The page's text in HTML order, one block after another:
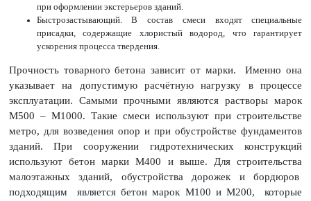
при оформлении экстерьеров зданий.
Быстрозастывающий. В состав смеси входят специальные
присадки, содержащие хлористый водород, что гарантирует
ускорения процесса твердения.
Прочность товарного бетона зависит от марки. Именно она
указывает на допустимую расчётную нагрузку в процессе
эксплуатации. Самыми прочными являются растворы марок
М500 – М1000. Такие смеси используют при строительстве
метро, для возведения опор и при обустройстве фундаментов
зданий. При сооружении гидротехнических конструкций
используют бетон марки М400 и выше. Для строительства
малоэтажных зданий, обустройства дорожек и бордюров
подходящим является бетон марок М100 и М200, которые